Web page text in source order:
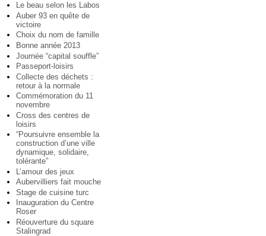
Le beau selon les Labos
Auber 93 en quête de
victoire
Choix du nom de famille
Bonne année 2013
Journée “capital souffle”
Passeport-loisirs
Collecte des déchets :
retour à la normale
Commémoration du 11
novembre
Cross des centres de
loisirs
“Poursuivre ensemble la
construction d’une ville
dynamique, solidaire,
tolérante”
L’amour des jeux
Aubervilliers fait mouche
Stage de cuisine turc
Inauguration du Centre
Roser
Réouverture du square
Stalingrad